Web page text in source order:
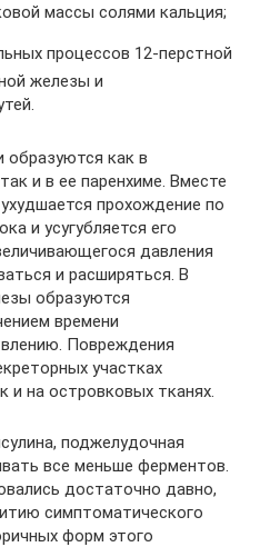
массы солями кальция;
процессов 12-перстной
железы и
как в
и в ее паренхиме. Вместе
прохождение по
и усугубляется его
давления
и расширяться. В
образуются
времени
Повреждения
участках
и на островковых тканях.
поджелудочная
все меньше ферментов.
достаточно давно,
симптоматического
форм этого